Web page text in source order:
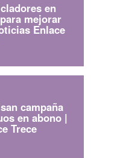
en
mejorar
Enlace
campaña
en abono |
Trece